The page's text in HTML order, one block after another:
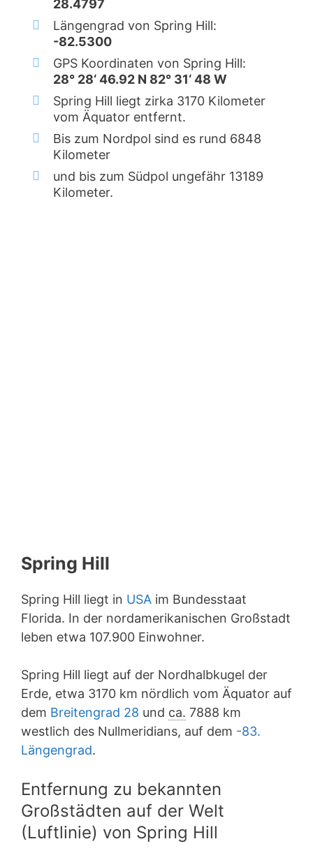
28.4797
Längengrad von Spring Hill:
-82.5300
GPS Koordinaten von Spring Hill:
28° 28‘ 46.92 N 82° 31‘ 48 W
Spring Hill liegt zirka 3170 Kilometer
vom Äquator entfernt.
Bis zum Nordpol sind es rund 6848
Kilometer
und bis zum Südpol ungefähr 13189
Kilometer.
Spring Hill
Spring Hill liegt in USA im Bundesstaat
Florida. In der nordamerikanischen Großstadt
leben etwa 107.900 Einwohner.
Spring Hill liegt auf der Nordhalbkugel der
Erde, etwa 3170 km nördlich vom Äquator auf
dem Breitengrad 28 und ca. 7888 km
westlich des Nullmeridians, auf dem -83.
Längengrad.
Entfernung zu bekannten
Großstädten auf der Welt
(Luftlinie) von Spring Hill